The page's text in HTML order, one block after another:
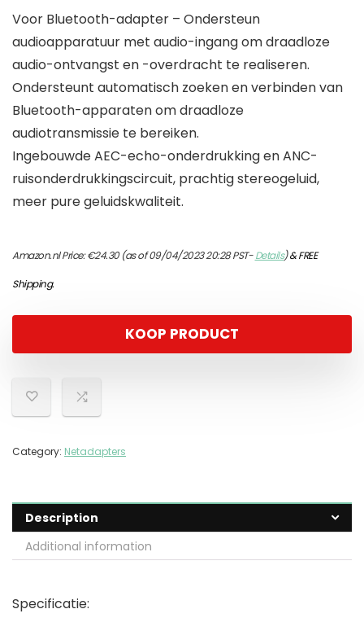
Voor Bluetooth-adapter – Ondersteun
audioapparatuur met audio-ingang om draadloze
audio-ontvangst en -overdracht te realiseren.
Ondersteunt automatisch zoeken en verbinden van
Bluetooth-apparaten om draadloze
audiotransmissie te bereiken.
Ingebouwde AEC-echo-onderdrukking en ANC-
ruisonderdrukkingscircuit, prachtig stereogeluid,
meer pure geluidskwaliteit.
Amazon.nl Price:€24.30(as of 09/04/2023 20:28 PST-Details)&FREE
Shipping.
KOOP PRODUCT
Category: Netadapters
Description
Additional information
Specificatie: